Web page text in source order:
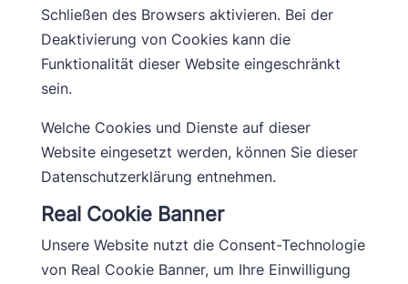
Schließen des Browsers aktivieren. Bei der
Deaktivierung von Cookies kann die
Funktionalität dieser Website eingeschränkt
sein.
Welche Cookies und Dienste auf dieser
Website eingesetzt werden, können Sie dieser
Datenschutzerklärung entnehmen.
Real Cookie Banner
Unsere Website nutzt die Consent-Technologie
von Real Cookie Banner, um Ihre Einwilligung